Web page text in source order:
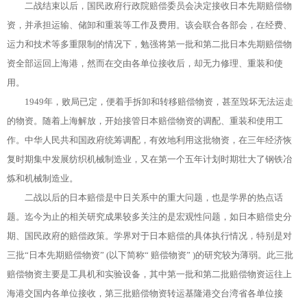
二战结束以后，国民政府行政院赔偿委员会决定接收日本先期赔偿物
资，并承担运输、储卸和重装等工作及费用。该会联合各部会，在经费、
运力和技术等多重限制的情况下，勉强将第一批和第二批日本先期赔偿物
资全部运回上海港，然而在交由各单位接收后，却无力修理、重装和使
用。
1949年，败局已定，便着手拆卸和转移赔偿物资，甚至毁坏无法运走
的物资。随着上海解放，开始接管日本赔偿物资的调配、重装和使用工
作。中华人民共和国政府统筹调配，有效地利用这批物资，在三年经济恢
复时期集中发展纺织机械制造业，又在第一个五年计划时期壮大了钢铁冶
炼和机械制造业。
二战以后的日本赔偿是中日关系中的重大问题，也是学界的热点话
题。迄今为止的相关研究成果较多关注的是宏观性问题，如日本赔偿史分
期、国民政府的赔偿政策。学界对于日本赔偿的具体执行情况，特别是对
三批“日本先期赔偿物资” (以下简称“ 赔偿物资” )的研究较为薄弱。此三批
赔偿物资主要是工具机和实验设备，其中第一批和第二批赔偿物资运往上
海港交国内各单位接收，第三批赔偿物资转运基隆港交台湾省各单位接